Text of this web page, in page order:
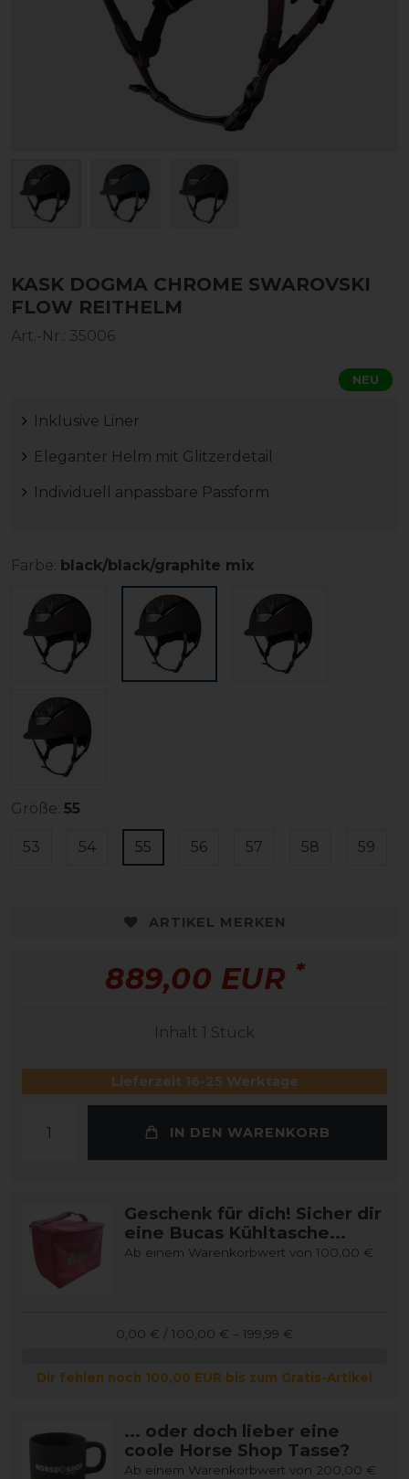
KASK DOGMA CHROME SWAROVSKI
FLOW REITHELM
Art.-Nr.: 35006
NEU
Inklusive Liner
Eleganter Helm mit Glitzerdetail
Individuell anpassbare Passform
Farbe: black/black/graphite mix
Größe: 55
53 54 55 56 57 58 59
ARTIKEL MERKEN
889,00 EUR *
Inhalt 1 Stück
Lieferzeit 16-25 Werktage
IN DEN WARENKORB
Geschenk für dich! Sicher dir
eine Bucas Kühltasche...
Ab einem Warenkorbwert von 100,00 €
0,00 € / 100,00 € – 199,99 €
Dir fehlen noch 100,00 EUR bis zum Gratis-Artikel
... oder doch lieber eine
coole Horse Shop Tasse?
Ab einem Warenkorbwert von 200,00 €